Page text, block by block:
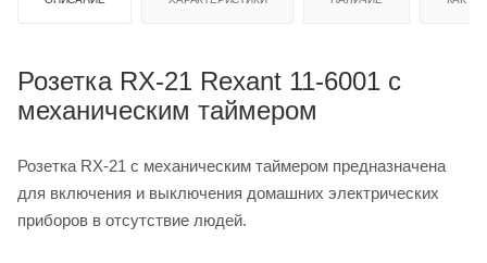
Розетка RX-21 Rexant 11-6001 с
механическим таймером
Розетка RX-21 с механическим таймером предназначена
для включения и выключения домашних электрических
приборов в отсутствие людей.